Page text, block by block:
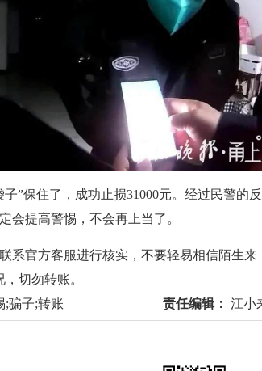
保住了，成功止损31000元。经过民警的反
会提高警惕，不会再上当了。
官方客服进行核实，不要轻易相信陌生来
切勿转账。
;骗子;转账 责任编辑： 江小